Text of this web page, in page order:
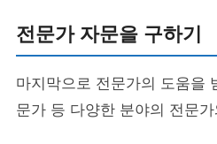
전문가 자문을 구하기
마지막으로 전문가의 도움을
문가 등 다양한 분야의 전문